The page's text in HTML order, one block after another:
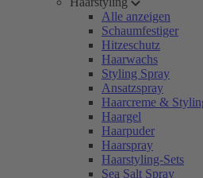
Alle anzeigen
Schaumfestiger
Hitzeschutz
Haarwachs
Styling Spray
Ansatzspray
Haarcreme &
Haargel
Haarpuder
Haarspray
Haarstyling-Sets
Sea Salt Spray